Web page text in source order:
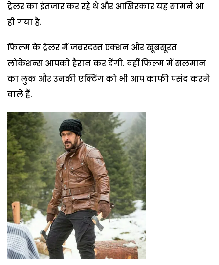
ट्रेलर का इंतजार कर रहे थे और आखिरकार यह सामने आ
ही गया है.
फिल्म के ट्रेलर में जबरदस्त एक्शन और खूबसूरत
लोकेशन्स आपको हैरान कर देंगी. वहीं फिल्म में सलमान
का लुक और उनकी एक्टिंग को भी आप काफी पसंद करने
वाले हैं.